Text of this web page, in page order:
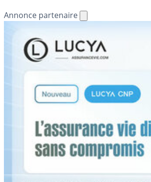
Annonce partenaire